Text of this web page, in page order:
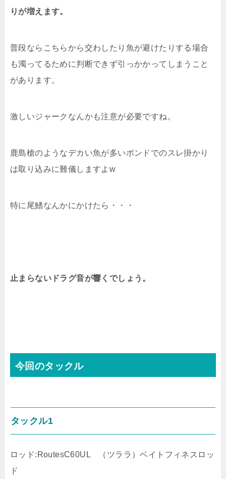
りが増えます。
普段ならこちらから交わしたり魚が避けたりする場合
も濁ってるために判断できず引っかかってしまうこと
があります。
激しいジャークなんかも注意が必要ですね。
鹿島槍のようなデカい魚が多いポンドでのスレ掛かり
は取り込みに難儀しますよw
特に尾鰭なんかにかけたら・・・
止まらないドラグ音が響くでしょう。
今回のタックル
タックル1
ロッド:RoutesC60UL （ツララ）ベイトフィネスロッ
ド